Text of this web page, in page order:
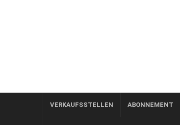
VERKAUFSSTELLEN ABONNEMENT